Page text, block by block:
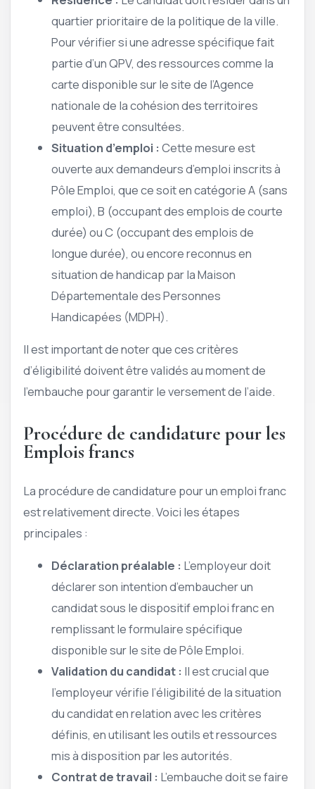
quartier prioritaire de la politique de la ville.
Pour vérifier si une adresse spécifique fait
partie d’un QPV, des ressources comme la
carte disponible sur le site de l’Agence
nationale de la cohésion des territoires
peuvent être consultées.
Situation d’emploi : Cette mesure est
ouverte aux demandeurs d’emploi inscrits à
Pôle Emploi, que ce soit en catégorie A (sans
emploi), B (occupant des emplois de courte
durée) ou C (occupant des emplois de
longue durée), ou encore reconnus en
situation de handicap par la Maison
Départementale des Personnes
Handicapées (MDPH).
Il est important de noter que ces critères
d’éligibilité doivent être validés au moment de
l’embauche pour garantir le versement de l’aide.
Procédure de candidature pour les
Emplois francs
La procédure de candidature pour un emploi franc
est relativement directe. Voici les étapes
principales :
Déclaration préalable : L’employeur doit
déclarer son intention d’embaucher un
candidat sous le dispositif emploi franc en
remplissant le formulaire spécifique
disponible sur le site de Pôle Emploi.
Validation du candidat : Il est crucial que
l’employeur vérifie l’éligibilité de la situation
du candidat en relation avec les critères
définis, en utilisant les outils et ressources
mis à disposition par les autorités.
Contrat de travail : L’embauche doit se faire